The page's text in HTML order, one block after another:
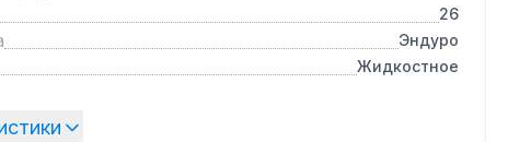
26
Эндуро
Жидкостное